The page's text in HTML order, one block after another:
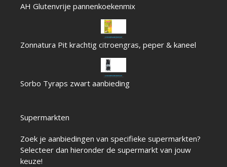
AH Glutenvrije pannenkoekenmix
Zonnatura Pit krachtig citroengras, peper & kaneel
Sorbo Tyraps zwart aanbieding
Supermarkten
Zoek je aanbiedingen van specifieke supermarkten?
Selecteer dan hieronder de supermarkt van jouw
keuze!